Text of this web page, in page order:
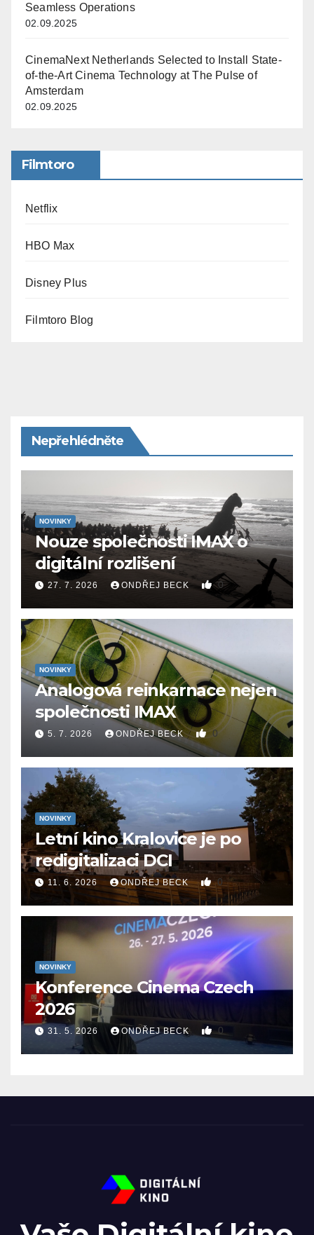
Seamless Operations
02.09.2025
CinemaNext Netherlands Selected to Install State-
of-the-Art Cinema Technology at The Pulse of
Amsterdam
02.09.2025
Filmtoro
Netflix
HBO Max
Disney Plus
Filmtoro Blog
Nepřehlédněte
NOVINKY
Nouze společnosti IMAX o
digitální rozlišení
27. 7. 2026 ONDŘEJ BECK 0
NOVINKY
Analogová reinkarnace nejen
společnosti IMAX
5. 7. 2026 ONDŘEJ BECK 0
NOVINKY
Letní kino Kralovice je po
redigitalizaci DCI
11. 6. 2026 ONDŘEJ BECK 0
NOVINKY
Konference Cinema Czech
2026
31. 5. 2026 ONDŘEJ BECK 0